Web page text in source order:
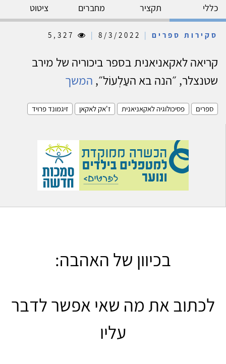
כללי תקציר מחברים ציטוט
סקירות ספרים |
|
קריאה לאקאניאנית בספר ביכוריה של מירב
שטנצלר, ״הנה בא העַלְעוֹל״, המשך
ספרים פסיכולוגיה לאקאניאנית ז'אק לאקאן זיגמונד פרויד
בכיוון של האהבה:
לכתוב את מה שאי אפשר לדבר
עליו